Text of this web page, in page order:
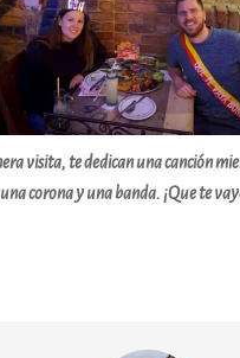
visita, te dedican una canción
una corona y una banda. ¡Que te